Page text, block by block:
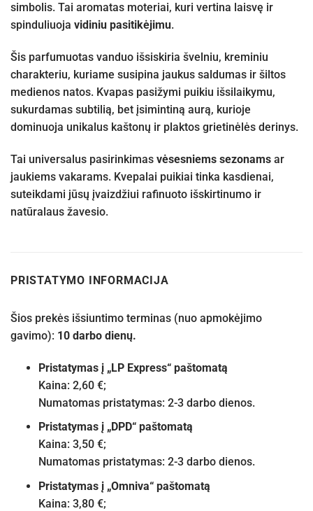
simbolis. Tai aromatas moteriai, kuri vertina laisvę ir
spinduliuoja vidiniu pasitikėjimu.
Šis parfumuotas vanduo išsiskiria švelniu, kreminiu
charakteriu, kuriame susipina jaukus saldumas ir šiltos
medienos natos. Kvapas pasižymi puikiu išsilaikymu,
sukurdamas subtilią, bet įsimintiną aurą, kurioje
dominuoja unikalus kaštonų ir plaktos grietinėlės derinys.
Tai universalus pasirinkimas vėsesniems sezonams ar
jaukiems vakarams. Kvepalai puikiai tinka kasdienai,
suteikdami jūsų įvaizdžiui rafinuoto išskirtinumo ir
natūralaus žavesio.
PRISTATYMO INFORMACIJA
Šios prekės išsiuntimo terminas (nuo apmokėjimo
gavimo): 10 darbo dienų.
Pristatymas į „LP Express“ paštomatą
Kaina: 2,60 €;
Numatomas pristatymas: 2-3 darbo dienos.
Pristatymas į „DPD“ paštomatą
Kaina: 3,50 €;
Numatomas pristatymas: 2-3 darbo dienos.
Pristatymas į „Omniva“ paštomatą
Kaina: 3,80 €;